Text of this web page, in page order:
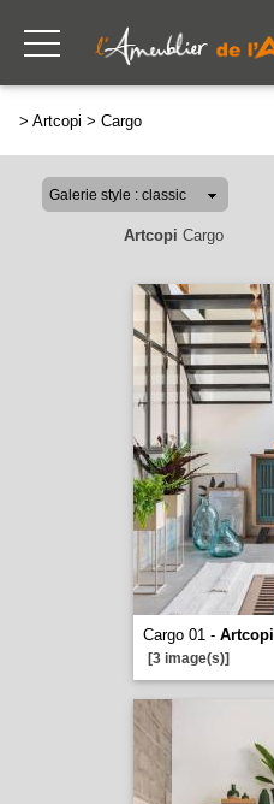
> Artcopi > Cargo
Artcopi Cargo
Cargo 01 - Artcopi
[3 image(s)]